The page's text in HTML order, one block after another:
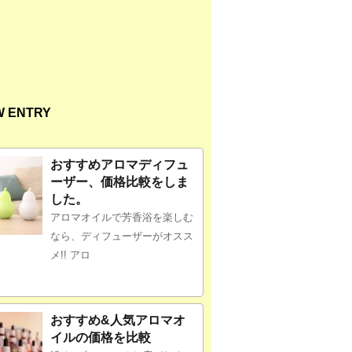
ENTRY
おすすめアロマディフュ
ーザー、価格比較をしま
した。
アロマオイルで芳香浴を楽しむ
なら、ディフューザーがオスス
メ!! アロ
おすすめ&人気アロマオ
イルの価格を比較